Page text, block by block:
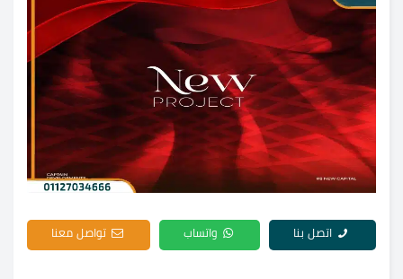
اتصل بنا واتساب تواصل معنا